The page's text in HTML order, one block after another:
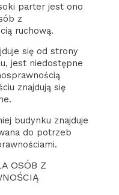
parter jest ono
z
ruchową.
się od strony
jest niedostępne
znajdują się
budynku znajduje
do potrzeb
OSÓB Z